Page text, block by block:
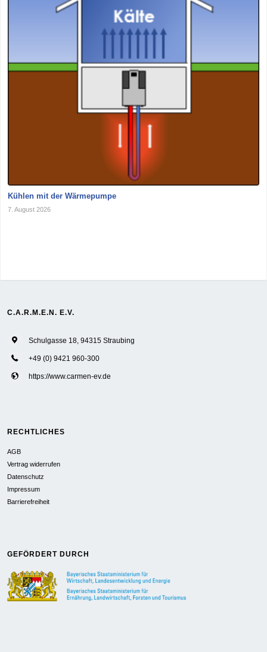
Kühlen mit der Wärmepumpe
7. August 2026
C.A.R.M.E.N. E.V.
Schulgasse 18, 94315 Straubing
+49 (0) 9421 960-300
https://www.carmen-ev.de
RECHTLICHES
AGB
Vertrag widerrufen
Datenschutz
Impressum
Barrierefreiheit
GEFÖRDERT DURCH